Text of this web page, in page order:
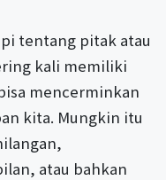
tentang pitak atau
kali memiliki
mencerminkan
kita. Mungkin itu
atau bahkan